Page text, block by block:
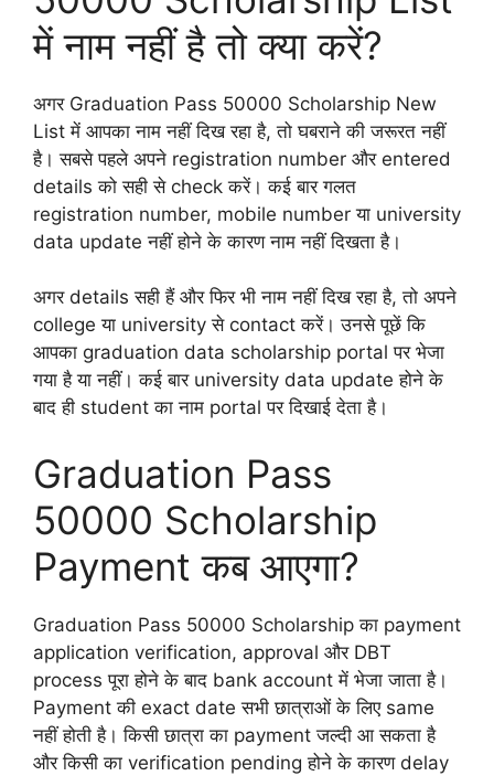
में नाम नहीं है तो क्या करें?
अगर Graduation Pass 50000 Scholarship New
List में आपका नाम नहीं दिख रहा है, तो घबराने की जरूरत नहीं
है। सबसे पहले अपने registration number और entered
details को सही से check करें। कई बार गलत
registration number, mobile number या university
data update नहीं होने के कारण नाम नहीं दिखता है।
अगर details सही हैं और फिर भी नाम नहीं दिख रहा है, तो अपने
college या university से contact करें। उनसे पूछें कि
आपका graduation data scholarship portal पर भेजा
गया है या नहीं। कई बार university data update होने के
बाद ही student का नाम portal पर दिखाई देता है।
Graduation Pass
50000 Scholarship
Payment कब आएगा?
Graduation Pass 50000 Scholarship का payment
application verification, approval और DBT
process पूरा होने के बाद bank account में भेजा जाता है।
Payment की exact date सभी छात्राओं के लिए same
नहीं होती है। किसी छात्रा का payment जल्दी आ सकता है
और किसी का verification pending होने के कारण delay